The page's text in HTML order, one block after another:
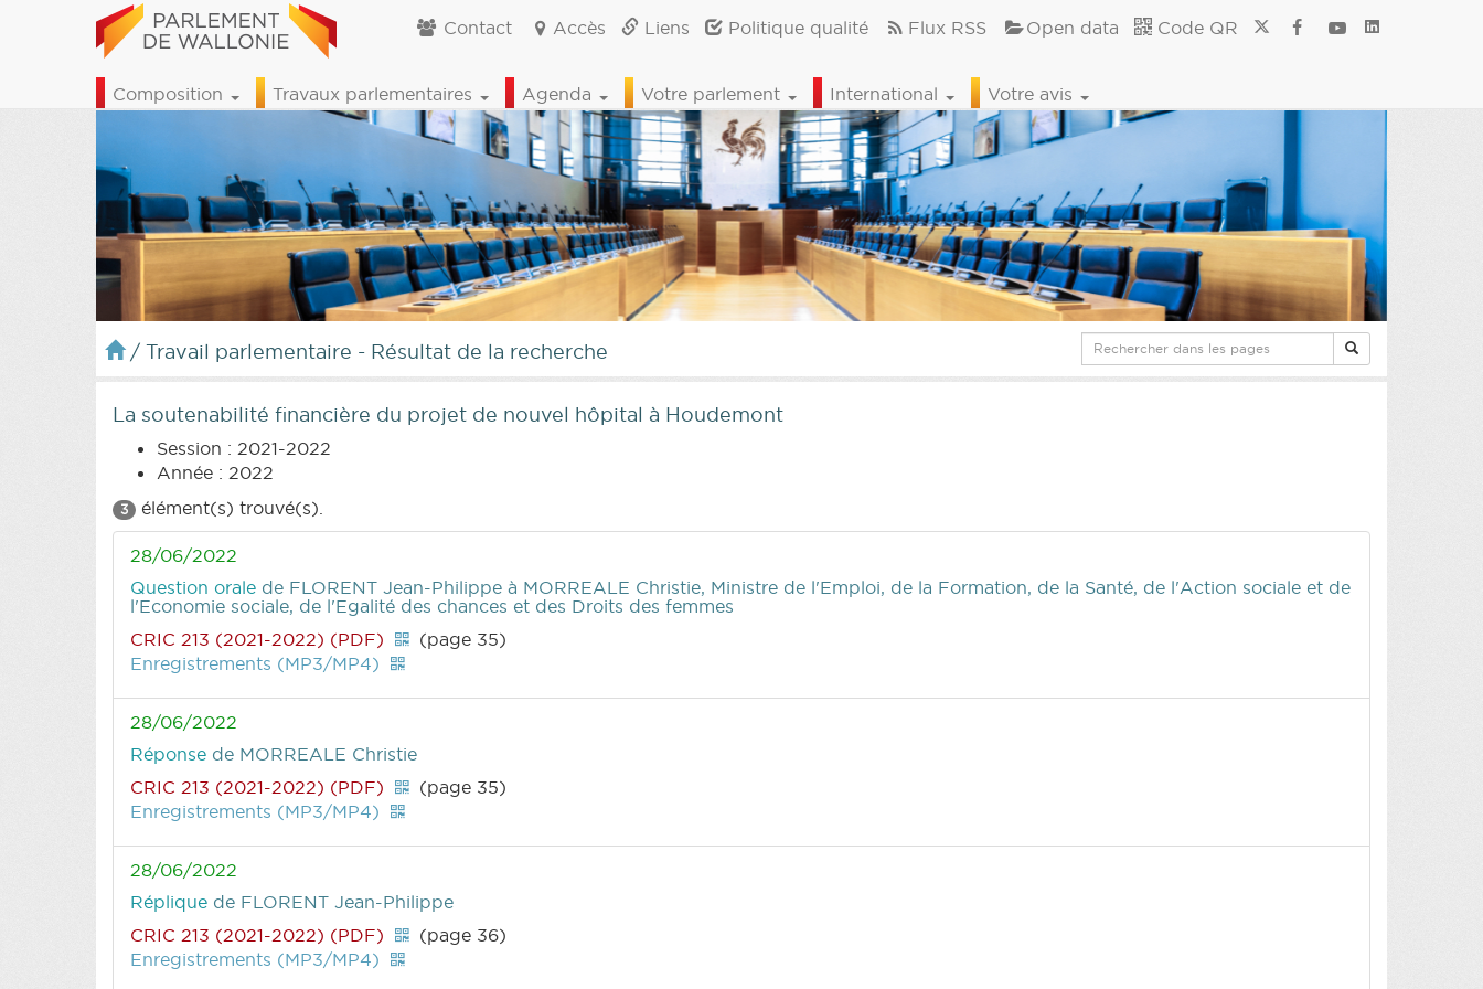
Contact Accès Liens Politique qualité Flux RSS Open data Code QR
Composition Travaux parlementaires Agenda Votre parlement International Votre avis
/ Travail parlementaire - Résultat de la recherche
La soutenabilité financière du projet de nouvel hôpital à Houdemont
Session : 2021-2022
Année : 2022
3 élément(s) trouvé(s).
28/06/2022
Question orale de FLORENT Jean-Philippe à MORREALE Christie, Ministre de l'Emploi, de la Formation, de la Santé, de l'Action sociale et de
l'Economie sociale, de l'Egalité des chances et des Droits des femmes
CRIC 213 (2021-2022) (PDF)
(page 35)
Enregistrements (MP3/MP4)
28/06/2022
Réponse de MORREALE Christie
CRIC 213 (2021-2022) (PDF)
(page 35)
Enregistrements (MP3/MP4)
28/06/2022
Réplique de FLORENT Jean-Philippe
CRIC 213 (2021-2022) (PDF)
(page 36)
Enregistrements (MP3/MP4)